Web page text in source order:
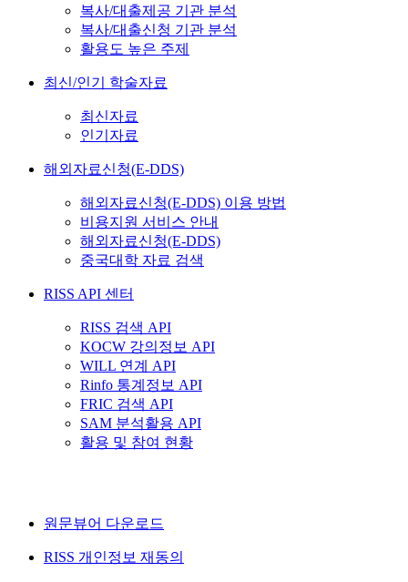
복사/대출제공 기관 분석
복사/대출신청 기관 분석
활용도 높은 주제
최신/인기 학술자료
최신자료
인기자료
해외자료신청(E-DDS)
해외자료신청(E-DDS) 이용 방법
비용지원 서비스 안내
해외자료신청(E-DDS)
중국대학 자료 검색
RISS API 센터
RISS 검색 API
KOCW 강의정보 API
WILL 연계 API
Rinfo 통계정보 API
FRIC 검색 API
SAM 분석활용 API
활용 및 참여 현황
원문뷰어 다운로드
RISS 개인정보 재동의